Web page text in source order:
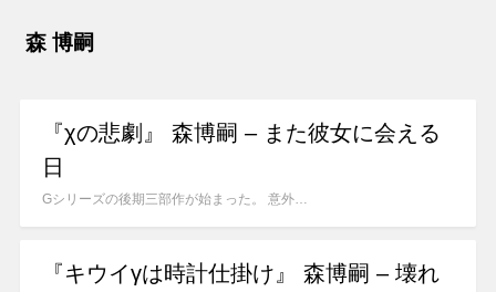
森 博嗣
『χの悲劇』 森博嗣 – また彼女に会える
日
Gシリーズの後期三部作が始まった。 意外…
『キウイγは時計仕掛け』 森博嗣 – 壊れ